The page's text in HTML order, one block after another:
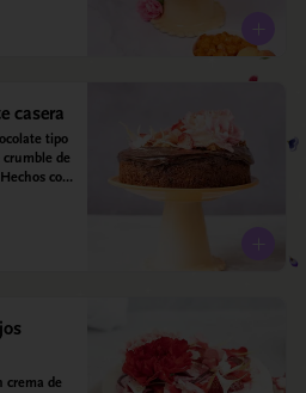
casera
tipo
de
con
crema de